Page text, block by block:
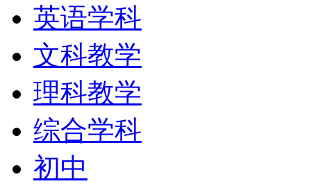
英语学科
文科教学
理科教学
综合学科
初中